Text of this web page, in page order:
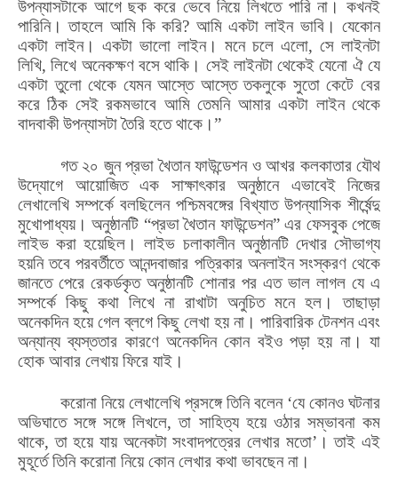
উপন্যাসটাকে আগে ছক করে ভেবে নিয়ে লিখতে পারি না। কখনই
পারিনি। তাহলে আমি কি করি? আমি একটা লাইন ভাবি। যেকোন
একটা লাইন। একটা ভালো লাইন। মনে চলে এলো, সে লাইনটা
লিখি, লিখে অনেকক্ষণ বসে থাকি। সেই লাইনটা থেকেই যেনো ঐ যে
একটা তুলো থেকে যেমন আস্তে আস্তে তকলুকে সুতো কেটে বের
করে ঠিক সেই রকমভাবে আমি তেমনি আমার একটা লাইন থেকে
বাদবাকী উপন্যাসটা তৈরি হতে থাকে।”
গত২০ জুন প্রভা খৈতান ফাউন্ডেশন ও আখর কলকাতার যৌথ
উদ্যোগে আয়োজিত এক সাক্ষাৎকার অনুষ্ঠানে এভাবেই নিজের
লেখালেখি সম্পর্কে বলছিলেন পশ্চিমবঙ্গের বিখ্যাত উপন্যাসিক শীর্ষেন্দু
মুখোপাধ্যয়। অনুষ্ঠানটি “প্রভা খৈতান ফাউন্ডেশন” এর ফেসবুক পেজে
লাইভ করা হয়েছিল। লাইভ চলাকালীন অনুষ্ঠানটি দেখার সৌভাগ্য
হয়নি তবে পরবর্তীতে আনন্দবাজার পত্রিকার অনলাইন সংস্করণ থেকে
জানতে পেরে রেকর্ডকৃত অনুষ্ঠানটি শোনার পর এত ভাল লাগল যে এ
সম্পর্কে কিছু কথা লিখে না রাখাটা অনুচিত মনে হল। তাছাড়া
অনেকদিন হয়ে গেল ব্লগে কিছু লেখা হয় না। পারিবারিক টেনশন এবং
অন্যান্য ব্যস্ততার কারণে অনেকদিন কোন বইও পড়া হয় না। যা
হোক আবার লেখায় ফিরে যাই।
করোনা নিয়ে লেখালেখি প্রসঙ্গে তিনি বলেন ‘যে কোনও ঘটনার
অভিঘাতে সঙ্গে সঙ্গে লিখলে,তা সাহিত্য হয়ে ওঠার সম্ভাবনা কম
থাকে,তা হয়ে যায় অনেকটা সংবাদপত্রের লেখার মতো’। তাই এই
মুহূর্তে তিনি করোনা নিয়ে কোন লেখার কথা ভাবছেন না।